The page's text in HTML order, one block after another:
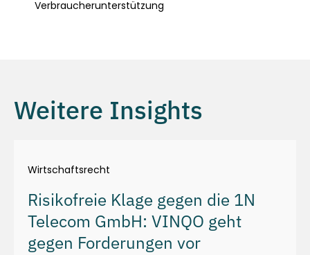
Verbraucherunterstützung
Weitere Insights
Wirtschaftsrecht
Risikofreie Klage gegen die 1N
Telecom GmbH: VINQO geht
gegen Forderungen vor